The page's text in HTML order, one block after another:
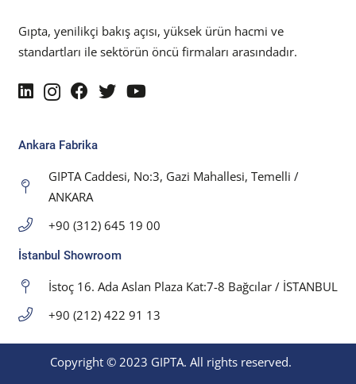
Gıpta, yenilikçi bakış açısı, yüksek ürün hacmi ve
standartları ile sektörün öncü firmaları arasındadır.
Ankara Fabrika
GIPTA Caddesi, No:3, Gazi Mahallesi, Temelli /
ANKARA
+90 (312) 645 19 00
İstanbul Showroom
İstoç 16. Ada Aslan Plaza Kat:7-8 Bağcılar / İSTANBUL
+90 (212) 422 91 13
Copyright © 2023 GIPTA. All rights reserved.